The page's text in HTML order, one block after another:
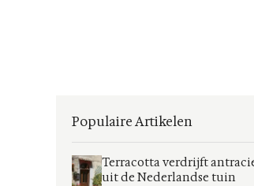
Populaire Artikelen
Terracotta verdrijft
uit de Nederlandse tuin